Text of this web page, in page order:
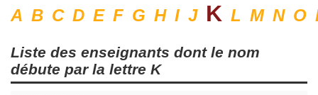
A B C D E F G H I J K L M N O
Liste des enseignants dont le nom
débute par la lettre K